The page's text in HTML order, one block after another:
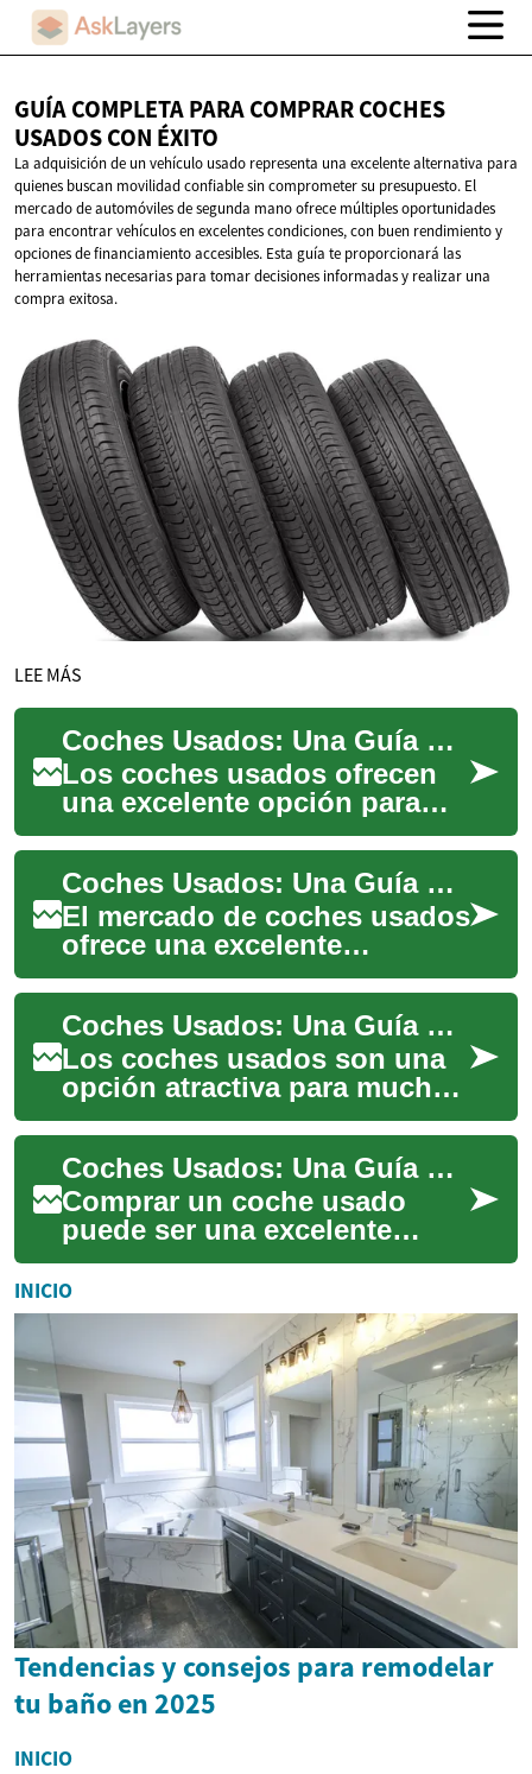
GUÍA COMPLETA PARA COMPRAR COCHES
USADOSCON ÉXITO
La adquisición de un vehículo usado representa una excelente alternativa para
quienes buscan movilidad confiable sin comprometer su presupuesto. El
mercado de automóviles de segunda mano ofrece múltiples oportunidades
para encontrar vehículos en excelentes condiciones, con buen rendimiento y
opciones de financiamiento accesibles. Esta guía te proporcionará las
herramientas necesarias para tomar decisiones informadas y realizar una
compra exitosa.
LEE MÁS
Coches Usados: Una Guía Completa para Comprar con Confianza
Los coches usados ofrecen
una excelente opción para
aquellos que buscan un
vehículo confiable sin gastar
una fortuna....
Coches Usados: Una Guía Completa para Comprar con Confianza
El mercado de coches usados
ofrece una excelente
oportunidad para adquirir un
vehículo a un precio más
accesible que ...
Coches Usados: Una Guía Completa para Comprar con Confianza
Los coches usados son una
opción atractiva para muchos
compradores que buscan un
vehículo confiable a un
precio más a...
Coches Usados: Una Guía Completa para Comprar con Inteligencia
Comprar un coche usado
puede ser una excelente
manera de ahorrar dinero y
obtener un vehículo
confiable. Sin embargo,...
INICIO
Tendencias y consejos para remodelar
tu baño en 2025
INICIO